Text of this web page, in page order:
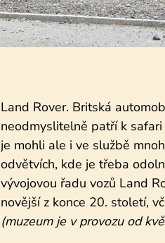
Land Rover. Britská
neodmyslitelně patří k
je mohli ale i ve službě
odvětvích, kde je třeba
vývojovou řadu vozů Land
novější z konce 20. století,
(muzeum je v provozu od